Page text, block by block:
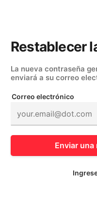
Restablecer
La nueva contraseña
enviará a su correo
Correo electrónico
Enviar